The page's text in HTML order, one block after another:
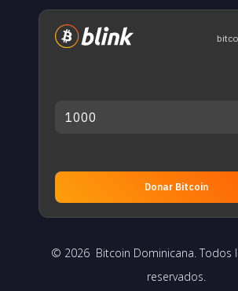
Donar Bitcoin
© 2026 Bitcoin Dominicana. Todos
reservados.